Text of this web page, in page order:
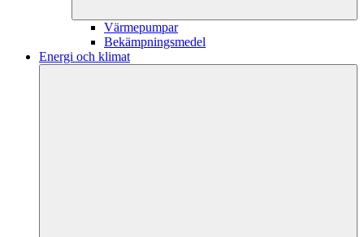
Värmepumpar
Bekämpningsmedel
Energi och klimat